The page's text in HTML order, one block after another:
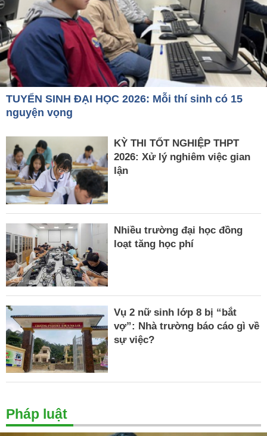
TUYỂN SINH ĐẠI HỌC 2026: Mỗi thí sinh có 15
nguyện vọng
KỲ THI TỐT NGHIỆP THPT
2026: Xử lý nghiêm việc gian
lận
Nhiều trường đại học đồng
loạt tăng học phí
Vụ 2 nữ sinh lớp 8 bị “bắt
vợ”: Nhà trường báo cáo gì về
sự việc?
Pháp luật